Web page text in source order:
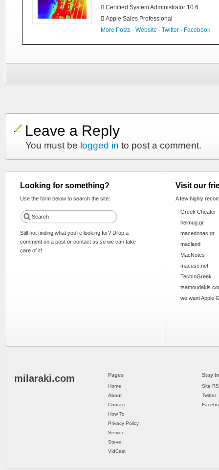
 Certified System Administrator 10.6
 Apple Sales Professional
More Posts - Website - Twitter - Facebook
Leave a Reply
You must be logged in to post a comment.
Looking for something?
Use the form below to search the site:
Still not finding what you're looking for? Drop a
comment on a post or contact us so we can take
care of it!
Visit our
A few highly
Greek Cheater
helmug.gr
macedonas.gr
macland
MacNotes
macuse.net
TechInGreek
we want Apple
milaraki.com Pages
Home
About
Contact
How To
Privacy Policy
Service
Steve
VidCast
Stay
Site
Twitter